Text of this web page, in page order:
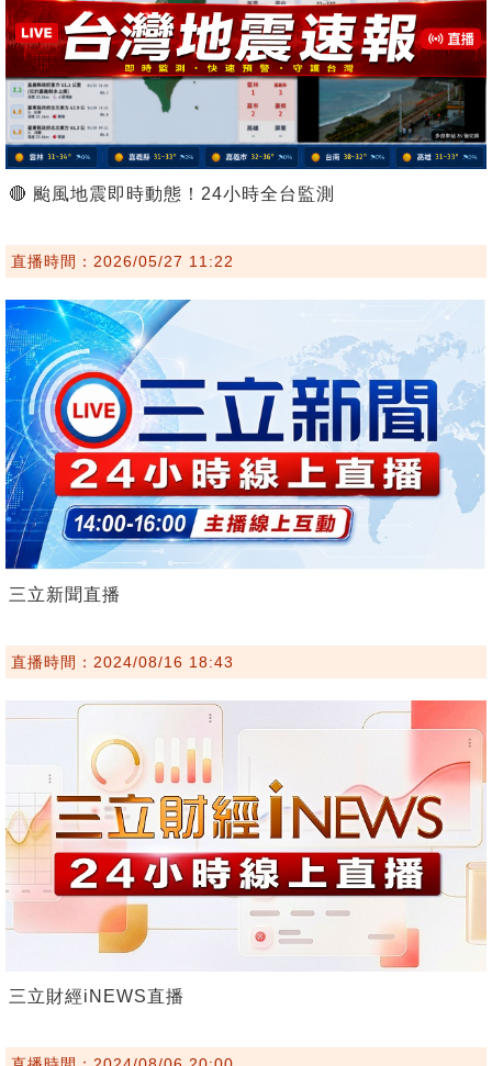
🔴 颱風地震即時動態！24小時全台監測
直播時間：2026/05/27 11:22
三立新聞直播
直播時間：2024/08/16 18:43
三立財經iNEWS直播